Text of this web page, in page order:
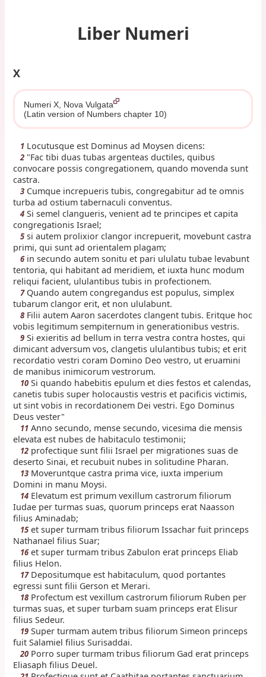
Liber Numeri
X
Numeri X, Nova Vulgata
(Latin version of Numbers chapter 10)
1 Locutusque est Dominus ad Moysen dicens:
2 "Fac tibi duas tubas argenteas ductiles, quibus
convocare possis congregationem, quando movenda sunt
castra.
3 Cumque increpueris tubis, congregabitur ad te omnis
turba ad ostium tabernaculi conventus.
4 Si semel clangueris, venient ad te principes et capita
congregationis Israel;
5 si autem prolixior clangor increpuerit, movebunt castra
primi, qui sunt ad orientalem plagam;
6in secundo autem sonitu et pari ululatu tubae levabunt
tentoria, qui habitant ad meridiem, et iuxta hunc modum
reliqui facient, ululantibus tubis in profectionem.
7Quando autem congregandus est populus, simplex
tubarum clangor erit, et non ululabunt.
8 Filii autem Aaron sacerdotes clangent tubis. Eritque hoc
vobis legitimum sempiternum in generationibus vestris.
9 Si exieritis ad bellum in terra vestra contra hostes, qui
dimicant adversum vos, clangetis ululantibus tubis; et erit
recordatio vestri coram Domino Deo vestro, ut eruamini
de manibus inimicorum vestrorum.
10 Si quando habebitis epulum et dies festos et calendas,
canetis tubis super holocaustis vestris et pacificis victimis,
ut sint vobis in recordationem Dei vestri. Ego Dominus
Deus vester"
11 Anno secundo, mense secundo, vicesima die mensis
elevata est nubes de habitaculo testimonii;
12 profectique sunt filii Israel per migrationes suas de
deserto Sinai, et recubuit nubes in solitudine Pharan.
13 Moveruntque castra prima vice, iuxta imperium
Domini in manu Moysi.
14 Elevatum est primum vexillum castrorum filiorum
Iudae per turmas suas, quorum princeps erat Naasson
filius Aminadab;
15 et super turmam tribus filiorum Issachar fuit princeps
Nathanael filius Suar;
16et super turmam tribus Zabulon erat princeps Eliab
filius Helon.
17Depositumque est habitaculum, quod portantes
egressi sunt filii Gerson et Merari.
18 Profectum est vexillum castrorum filiorum Ruben per
turmas suas, et super turbam suam princeps erat Elisur
filius Sedeur.
19 Super turmam autem tribus filiorum Simeon princeps
fuit Salamiel filius Surisaddai.
20 Porro super turmam tribus filiorum Gad erat princeps
Eliasaph filius Deuel.